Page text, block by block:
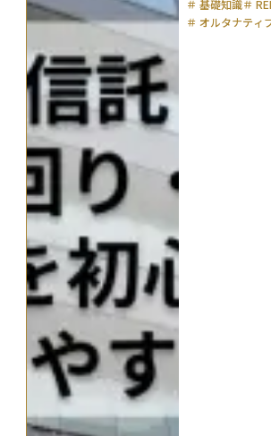
＃ 基礎知識＃
＃ オルタナティ